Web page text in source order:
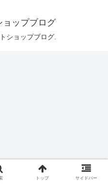
でもリネン生地コーナーにて販
いたしましたところ「夏の布地
」のセール対象ではないにもか
ョップブログ
ショップブログ.
トップ サイドバー